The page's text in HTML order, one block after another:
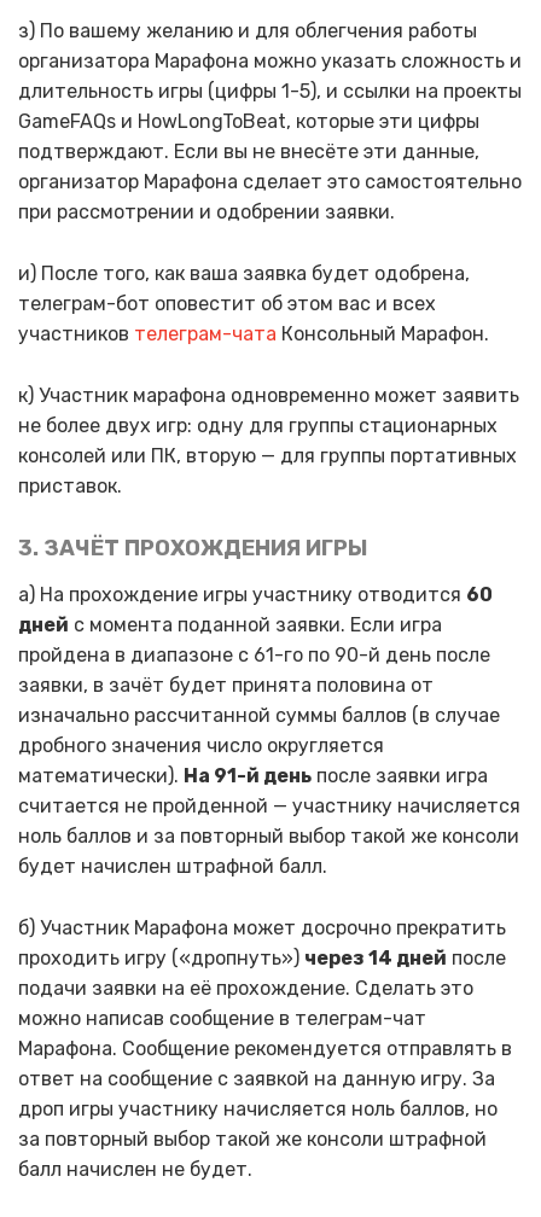
з) По вашему желанию и для облегчения работы
организатора Марафона можно указать сложность и
длительность игры (цифры 1-5), и ссылки на проекты
GameFAQs и HowLongToBeat, которые эти цифры
подтверждают. Если вы не внесёте эти данные,
организатор Марафона сделает это самостоятельно
при рассмотрении и одобрении заявки.
и) После того, как ваша заявка будет одобрена,
телеграм-бот оповестит об этом вас и всех
участников телеграм-чата Консольный Марафон.
к) Участник марафона одновременно может заявить
не более двух игр: одну для группы стационарных
консолей или ПК, вторую — для группы портативных
приставок.
3. ЗАЧЁТ ПРОХОЖДЕНИЯ ИГРЫ
а) На прохождение игры участнику отводится 60
дней с момента поданной заявки. Если игра
пройдена в диапазоне с 61-го по 90-й день после
заявки, в зачёт будет принята половина от
изначально рассчитанной суммы баллов (в случае
дробного значения число округляется
математически). На 91-й день после заявки игра
считается не пройденной — участнику начисляется
ноль баллов и за повторный выбор такой же консоли
будет начислен штрафной балл.
б) Участник Марафона может досрочно прекратить
проходить игру («дропнуть») через 14 дней после
подачи заявки на её прохождение. Сделать это
можно написав сообщение в телеграм-чат
Марафона. Сообщение рекомендуется отправлять в
ответ на сообщение с заявкой на данную игру. За
дроп игры участнику начисляется ноль баллов, но
за повторный выбор такой же консоли штрафной
балл начислен не будет.